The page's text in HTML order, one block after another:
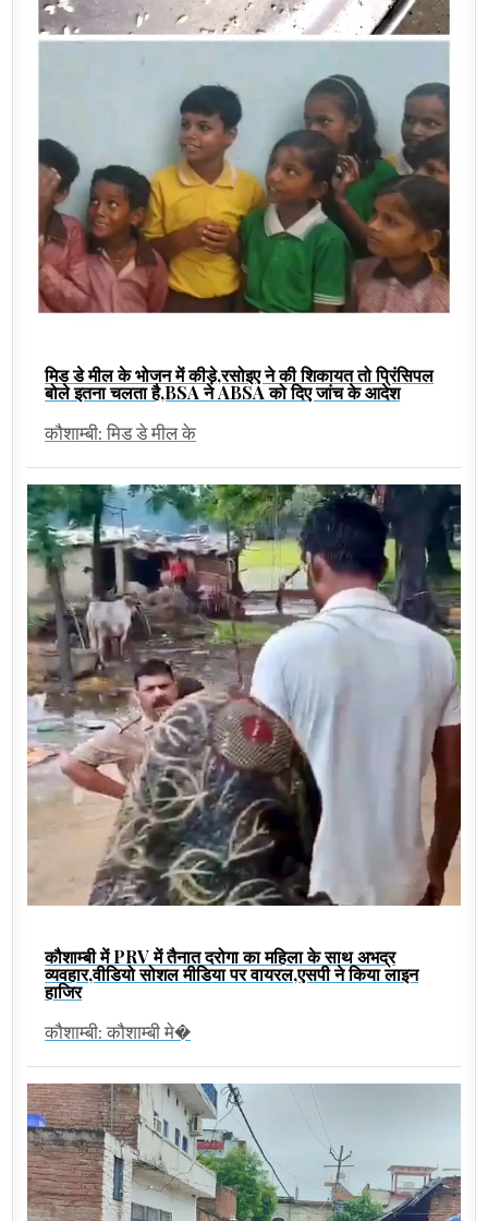
मिड डे मील के भोजन में कीड़े,रसोइए ने की शिकायत तो प्रिंसिपल
बोले इतना चलता है,BSA ने ABSA को दिए जांच के आदेश
कौशाम्बी: मिड डे मील के
कौशाम्बी में PRV में तैनात दरोगा का महिला के साथ अभद्र
व्यवहार,वीडियो सोशल मीडिया पर वायरल,एसपी ने किया लाइन
हाजिर
कौशाम्बी: कौशाम्बी मे�